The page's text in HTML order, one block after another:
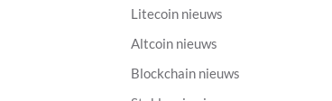
Litecoin nieuws
Altcoin nieuws
Blockchain nieuws